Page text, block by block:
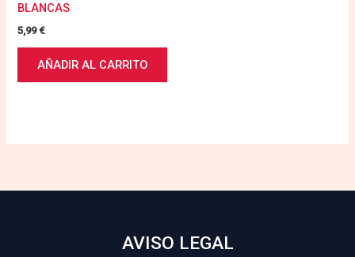
BLANCAS
5,99€
AÑADIR AL CARRITO
AVISO LEGAL